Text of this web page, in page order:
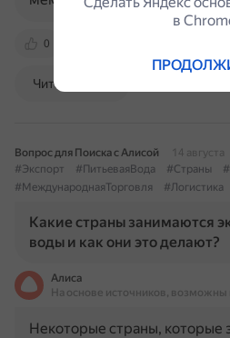
0
Читать далее
Вопрос для Поиска с Алисой
14 августа
#Экспорт
#ПитьеваяВода #Страны
#МеждународнаяТорговля
#Логистика
Какие страны занимаются
воды и как они это делают?
Алиса
На основе источников, возможны
Некоторые страны, которые
в